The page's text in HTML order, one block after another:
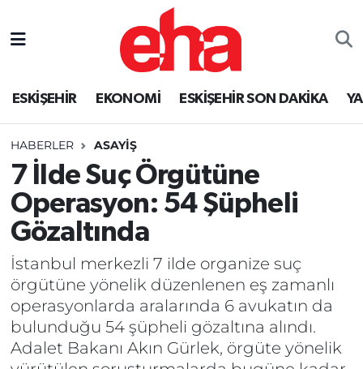
ESKİŞEHİR EKONOMİ ESKİŞEHİR SON DAKİKA
HABERLER ASAYİŞ
7 İlde Suç Örgütüne
Operasyon: 54 Şüpheli
Gözaltında
İstanbul merkezli 7 ilde organize suç
örgütüne yönelik düzenlenen eş zamanlı
operasyonlarda aralarında 6 avukatın da
bulunduğu 54 şüpheli gözaltına alındı.
Adalet Bakanı Akın Gürlek, örgüte yönelik